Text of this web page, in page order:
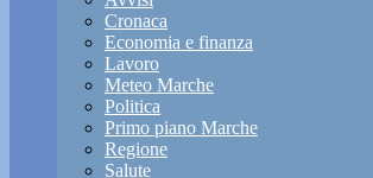
Cronaca
Economia e finanza
Lavoro
Meteo Marche
Politica
Primo piano Marche
Regione
Salute